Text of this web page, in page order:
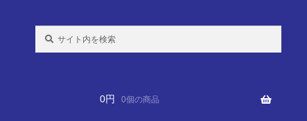
0円 0個の商品